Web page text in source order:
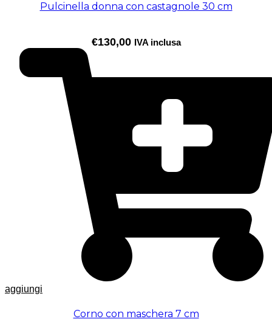
Pulcinella donna con castagnole 30 cm
€130,00 IVA inclusa
aggiungi
Corno con maschera 7 cm